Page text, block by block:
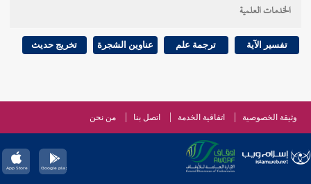
الخدمات العلمية
تفسير الآية ترجمة علم عناوين الشجرة تخريج حديث
وثيقة الخصوصية اتفاقية الخدمة اتصل بنا من نحن